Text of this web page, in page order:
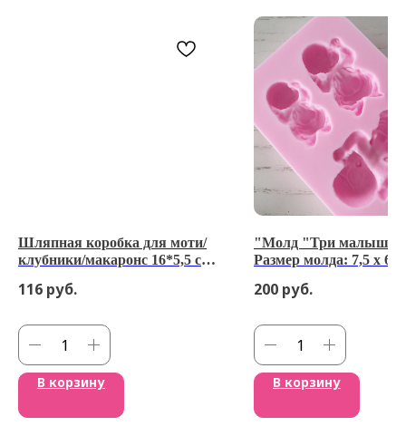
Шляпная коробка для моти/
клубники/макаронс 16*5,5 см
116 руб.
В корзину
"Молд "Три
Размер молда: 7,5 х 6
200 руб.
В корзину